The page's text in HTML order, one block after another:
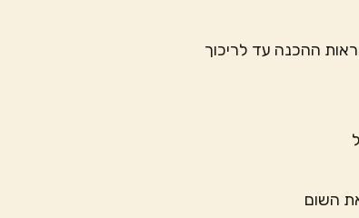
ההכנה עד לריכוך
השום